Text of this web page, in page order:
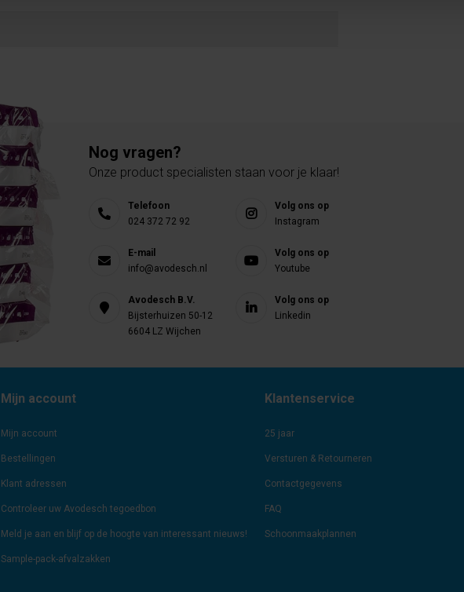
Nog vragen?
Onze product specialisten staan voor je klaar!
Telefoon
024 372 72 92
E-mail
info@avodesch.nl
Avodesch B.V.
Bijsterhuizen 50-12
6604 LZ Wijchen
Volg ons op
Instagram
Volg ons op
Youtube
Volg ons op
Linkedin
Mijn account
Mijn account
Bestellingen
Klant adressen
Controleer uw Avodesch tegoedbon
Meld je aan en blijf op de hoogte van interessant nieuws!
Sample-pack-afvalzakken
Klantenservice
25 jaar
Versturen & Retourneren
Contactgegevens
FAQ
Schoonmaakplannen